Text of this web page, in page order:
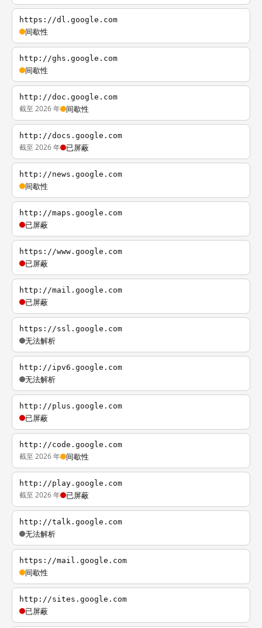
https://dl.google.com
间歇性
http://ghs.google.com
间歇性
http://doc.google.com
截至 2026 年 间歇性
http://docs.google.com
截至 2026 年 已屏蔽
http://news.google.com
间歇性
http://maps.google.com
已屏蔽
https://www.google.com
已屏蔽
http://mail.google.com
已屏蔽
https://ssl.google.com
无法解析
http://ipv6.google.com
无法解析
http://plus.google.com
已屏蔽
http://code.google.com
截至 2026 年 间歇性
http://play.google.com
截至 2026 年 已屏蔽
http://talk.google.com
无法解析
https://mail.google.com
间歇性
http://sites.google.com
已屏蔽